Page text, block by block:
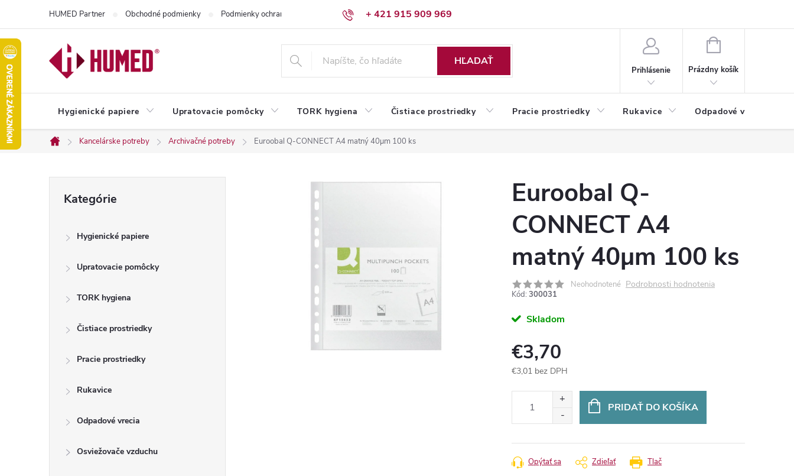
obsah
+ 421 915 909 969
HUMED Partner Obchodné podmienky Podmienky ochrany osobných údajov Reklamačný poriadok
HĽADAŤ
Prihlásenie
NÁKUPNÝ
Prázdny košík
Hygienické papiere Upratovacie pomôcky TORK hygiena Čistiace prostriedky Pracie prostriedky Rukavice Odpadové vrecia
Domov
Kancelárske potreby Archivačné potreby Euroobal Q-CONNECT A4 matný 40µm 100 ks
kategórie
Kategórie
Hygienické papiere
Upratovacie pomôcky
TORK hygiena
Čistiace prostriedky
Pracie prostriedky
Rukavice
Odpadové vrecia
Osviežovače vzduchu
Euroobal Q-
CONNECT A4
matný 40µm 100 ks
Neohodnotené Podrobnosti hodnotenia
Kód: 300031
Skladom
€3,70
€3,01 bez DPH
PRIDAŤ DO KOŠÍKA
Tlač
Opýtať sa Zdieľať